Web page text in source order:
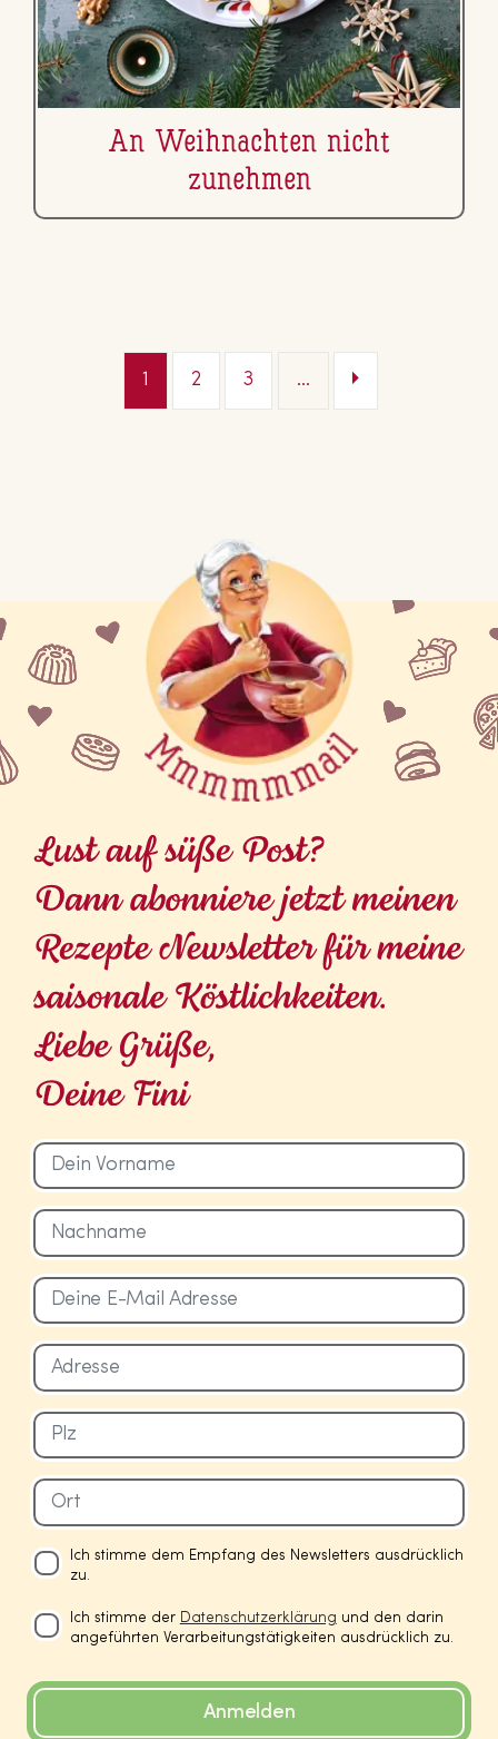
An Weih­nach­ten nicht
zunehmen
1 2 3 ...
Ich stimme dem Empfang des Newsletters ausdrücklich
zu.
Ich stimme der Datenschutzerklärung und den darin
angeführten Verarbeitungstätigkeiten ausdrücklich zu.
Anmelden